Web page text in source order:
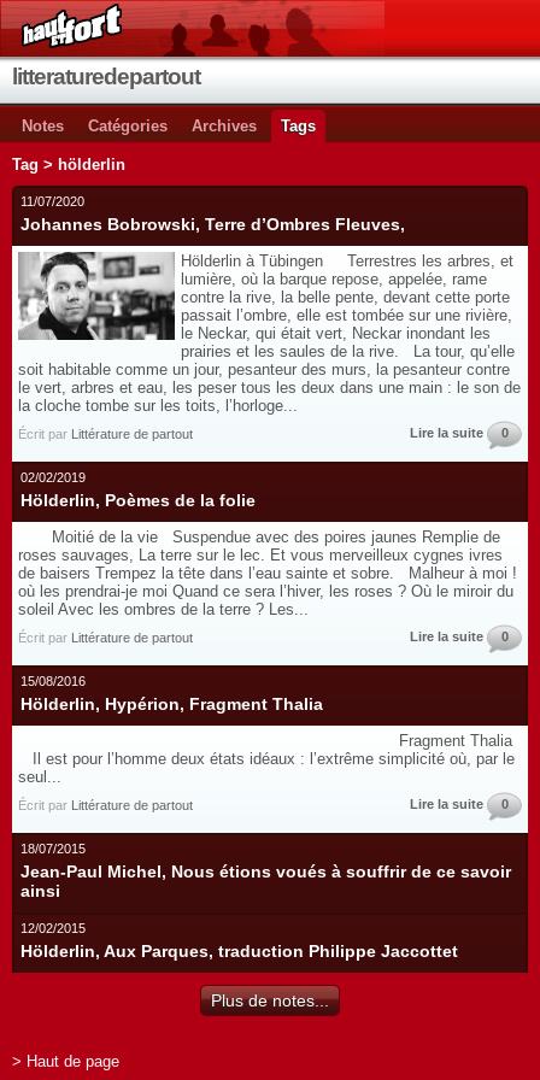
litteraturedepartout
Notes Catégories Archives Tags
Tag > hölderlin
11/07/2020
Johannes Bobrowski, Terre d’Ombres Fleuves,
Hölderlin à Tübingen Terrestres les arbres, et
lumière, où la barque repose, appelée, rame
contre la rive, la belle pente, devant cette porte
passait l’ombre, elle est tombée sur une rivière,
le Neckar, qui était vert, Neckar inondant les
prairies et les saules de la rive. La tour, qu’elle
soit habitable comme un jour, pesanteur des murs, la pesanteur contre
le vert, arbres et eau, les peser tous les deux dans une main : le son de
la cloche tombe sur les toits, l’horloge...
Écrit par Littérature de partout Lire la suite 0
02/02/2019
Hölderlin, Poèmes de la folie
Moitié de la vie Suspendue avec des poires jaunes Remplie de
roses sauvages, La terre sur le lec. Et vous merveilleux cygnes ivres
de baisers Trempez la tête dans l’eau sainte et sobre. Malheur à moi !
où les prendrai-je moi Quand ce sera l’hiver, les roses ? Où le miroir du
soleil Avec les ombres de la terre ? Les...
Écrit par Littérature de partout Lire la suite 0
15/08/2016
Hölderlin, Hypérion, Fragment Thalia
Fragment Thalia
Il est pour l’homme deux états idéaux : l’extrême simplicité où, par le
seul...
Écrit par Littérature de partout Lire la suite 0
18/07/2015
Jean-Paul Michel, Nous étions voués à souffrir de ce savoir
ainsi
12/02/2015
Hölderlin, Aux Parques, traduction Philippe Jaccottet
Plus de notes...
> Haut de page